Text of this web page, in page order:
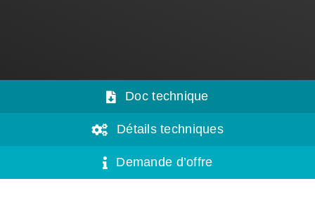
Doc technique
Détails techniques
Demande d’offre